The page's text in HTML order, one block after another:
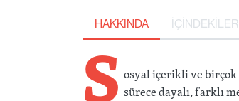
HAKKINDA İÇİNDEKİLER
Sosyal içerikli ve
sürece dayalı, farklı